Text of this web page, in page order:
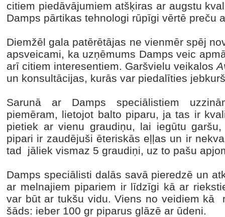
citiem piedāvājumiem atšķiras ar augstu
Damps pārtikas tehnologi rūpīgi vērtē preču
Diemžēl gala patērētājas ne vienmēr spēj
apsveicami, ka uzņēmums Damps veic
arī citiem interesentiem. Garšvielu veikalos
un konsultācijas, kurās var piedalīties
Sarunā ar Damps speciālistiem
piemēram, lietojot balto piparu, ja tas ir
pietiek ar vienu graudiņu, lai iegūtu
pipari ir zaudējuši ēteriskās eļļas un ir
tad jāliek vismaz 5 graudiņi, uz to pašu
Damps speciālisti dalās savā pieredzē un
ar melnajiem pipariem ir līdzīgi kā ar
var būt ar tukšu vidu. Viens no veidiem kā
šāds: ieber 100 gr piparus glāzē ar ūdeni.